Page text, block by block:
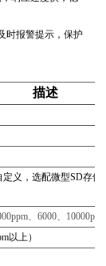
时报警提示，保护
描述
义，选配微型SD存储
、6000、
以上）